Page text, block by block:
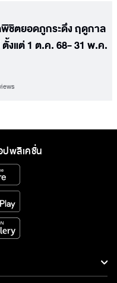
พิชิตยอดภูกระดึง ฤดูกาล
งแต่ 1 ต.ค. 68- 31 พ.ค.
ปพลิเคชั่น